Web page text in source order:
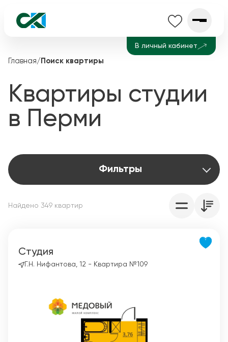
В личный кабинет
Главная/ Поиск квартиры
Квартиры студии
в Перми
Фильтры
Найдено 349 квартир
Студия
Г.Н. Нифантова, 12 - Квартира №109